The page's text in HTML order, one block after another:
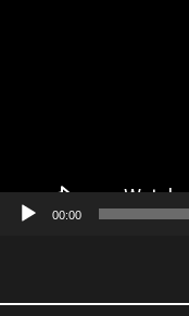
00:00